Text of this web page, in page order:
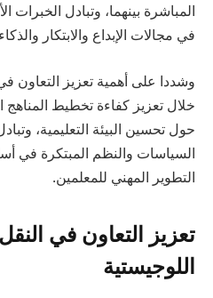
المباشرة بينهما، وتبادل الخبرات
في مجالات الإبداع والابتكار
وشددا على أهمية تعزيز التعاون
خلال تعزيز كفاءة تخطيط المناهج
حول تحسين البيئة التعليمية،
السياسات والنظم المبتكرة في
التطوير المهني للمعلمين.
تعزيز التعاون في
اللوجيستية